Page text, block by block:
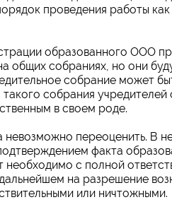
проведения работы
образованного ООО
общих собраниях, но они
собрание может
собрания
в своем роде.
невозможно переоценить. В
факта
необходимо с полной
на разрешение
или ничтожными.